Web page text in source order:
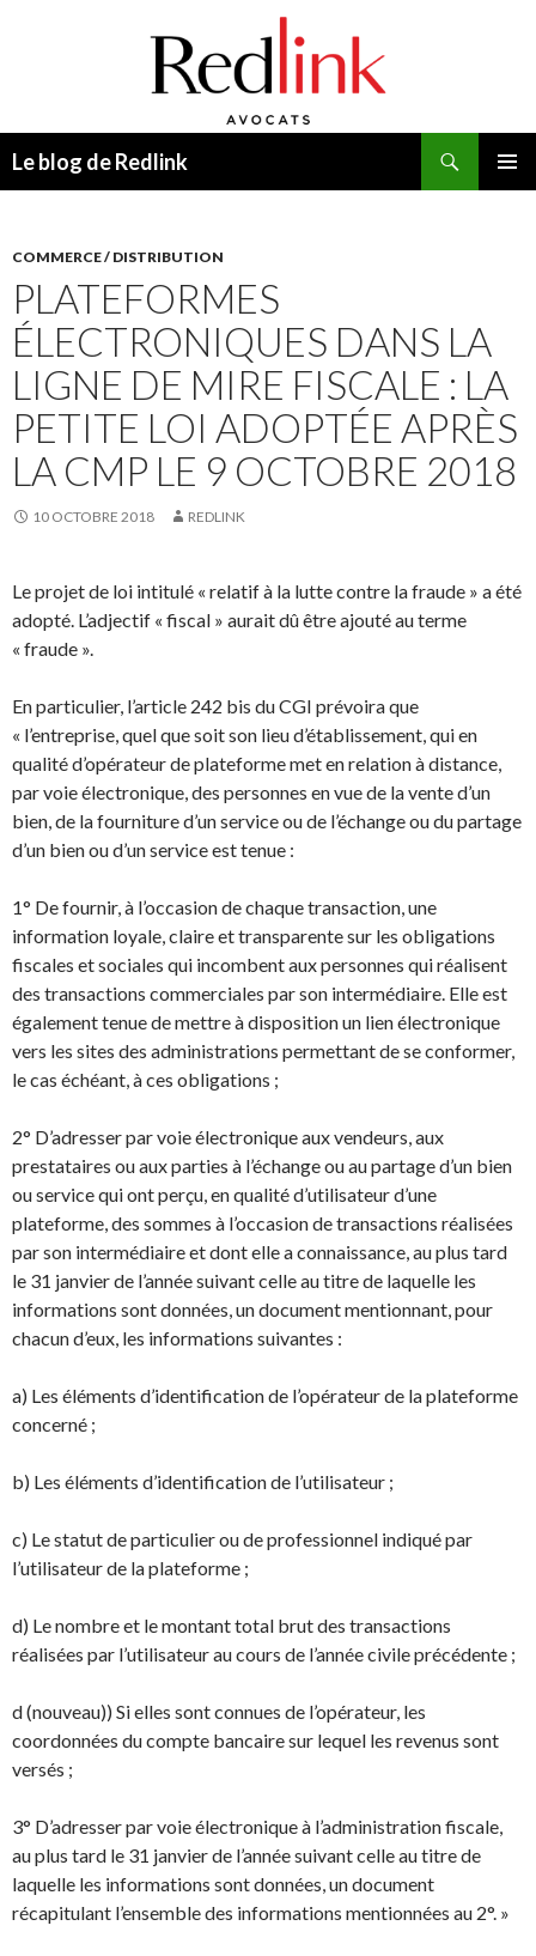
Le blog de Redlink
COMMERCE / DISTRIBUTION
PLATEFORMES
ÉLECTRONIQUES DANS LA
LIGNE DE MIRE FISCALE : LA
PETITE LOI ADOPTÉE APRÈS
LA CMP LE 9 OCTOBRE 2018
10 OCTOBRE 2018 REDLINK
Le projet de loi intitulé « relatif à la lutte contre la fraude » a été
adopté. L’adjectif « fiscal » aurait dû être ajouté au terme
« fraude ».
En particulier, l’article 242 bis du CGI prévoira que
« l’entreprise, quel que soit son lieu d’établissement, qui en
qualité d’opérateur de plateforme met en relation à distance,
par voie électronique, des personnes en vue de la vente d’un
bien, de la fourniture d’un service ou de l’échange ou du partage
d’un bien ou d’un service est tenue :
1° De fournir, à l’occasion de chaque transaction, une
information loyale, claire et transparente sur les obligations
fiscales et sociales qui incombent aux personnes qui réalisent
des transactions commerciales par son intermédiaire. Elle est
également tenue de mettre à disposition un lien électronique
vers les sites des administrations permettant de se conformer,
le cas échéant, à ces obligations ;
2° D’adresser par voie électronique aux vendeurs, aux
prestataires ou aux parties à l’échange ou au partage d’un bien
ou service qui ont perçu, en qualité d’utilisateur d’une
plateforme, des sommes à l’occasion de transactions réalisées
par son intermédiaire et dont elle a connaissance, au plus tard
le 31 janvier de l’année suivant celle au titre de laquelle les
informations sont données, un document mentionnant, pour
chacun d’eux, les informations suivantes :
a) Les éléments d’identification de l’opérateur de la plateforme
concerné ;
b) Les éléments d’identification de l’utilisateur ;
c) Le statut de particulier ou de professionnel indiqué par
l’utilisateur de la plateforme ;
d) Le nombre et le montant total brut des transactions
réalisées par l’utilisateur au cours de l’année civile précédente ;
d (nouveau)) Si elles sont connues de l’opérateur, les
coordonnées du compte bancaire sur lequel les revenus sont
versés ;
3° D’adresser par voie électronique à l’administration fiscale,
au plus tard le 31 janvier de l’année suivant celle au titre de
laquelle les informations sont données, un document
récapitulant l’ensemble des informations mentionnées au 2°. »